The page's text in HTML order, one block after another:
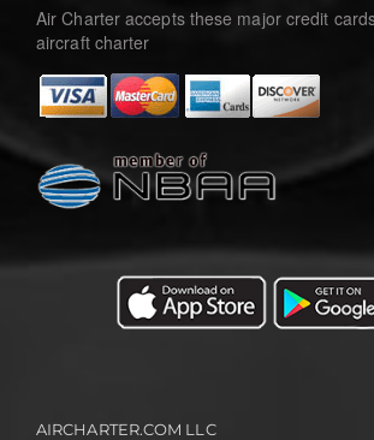
Air Charter accepts these major credit
aircraft charter
AIRCHARTER.COM LLC